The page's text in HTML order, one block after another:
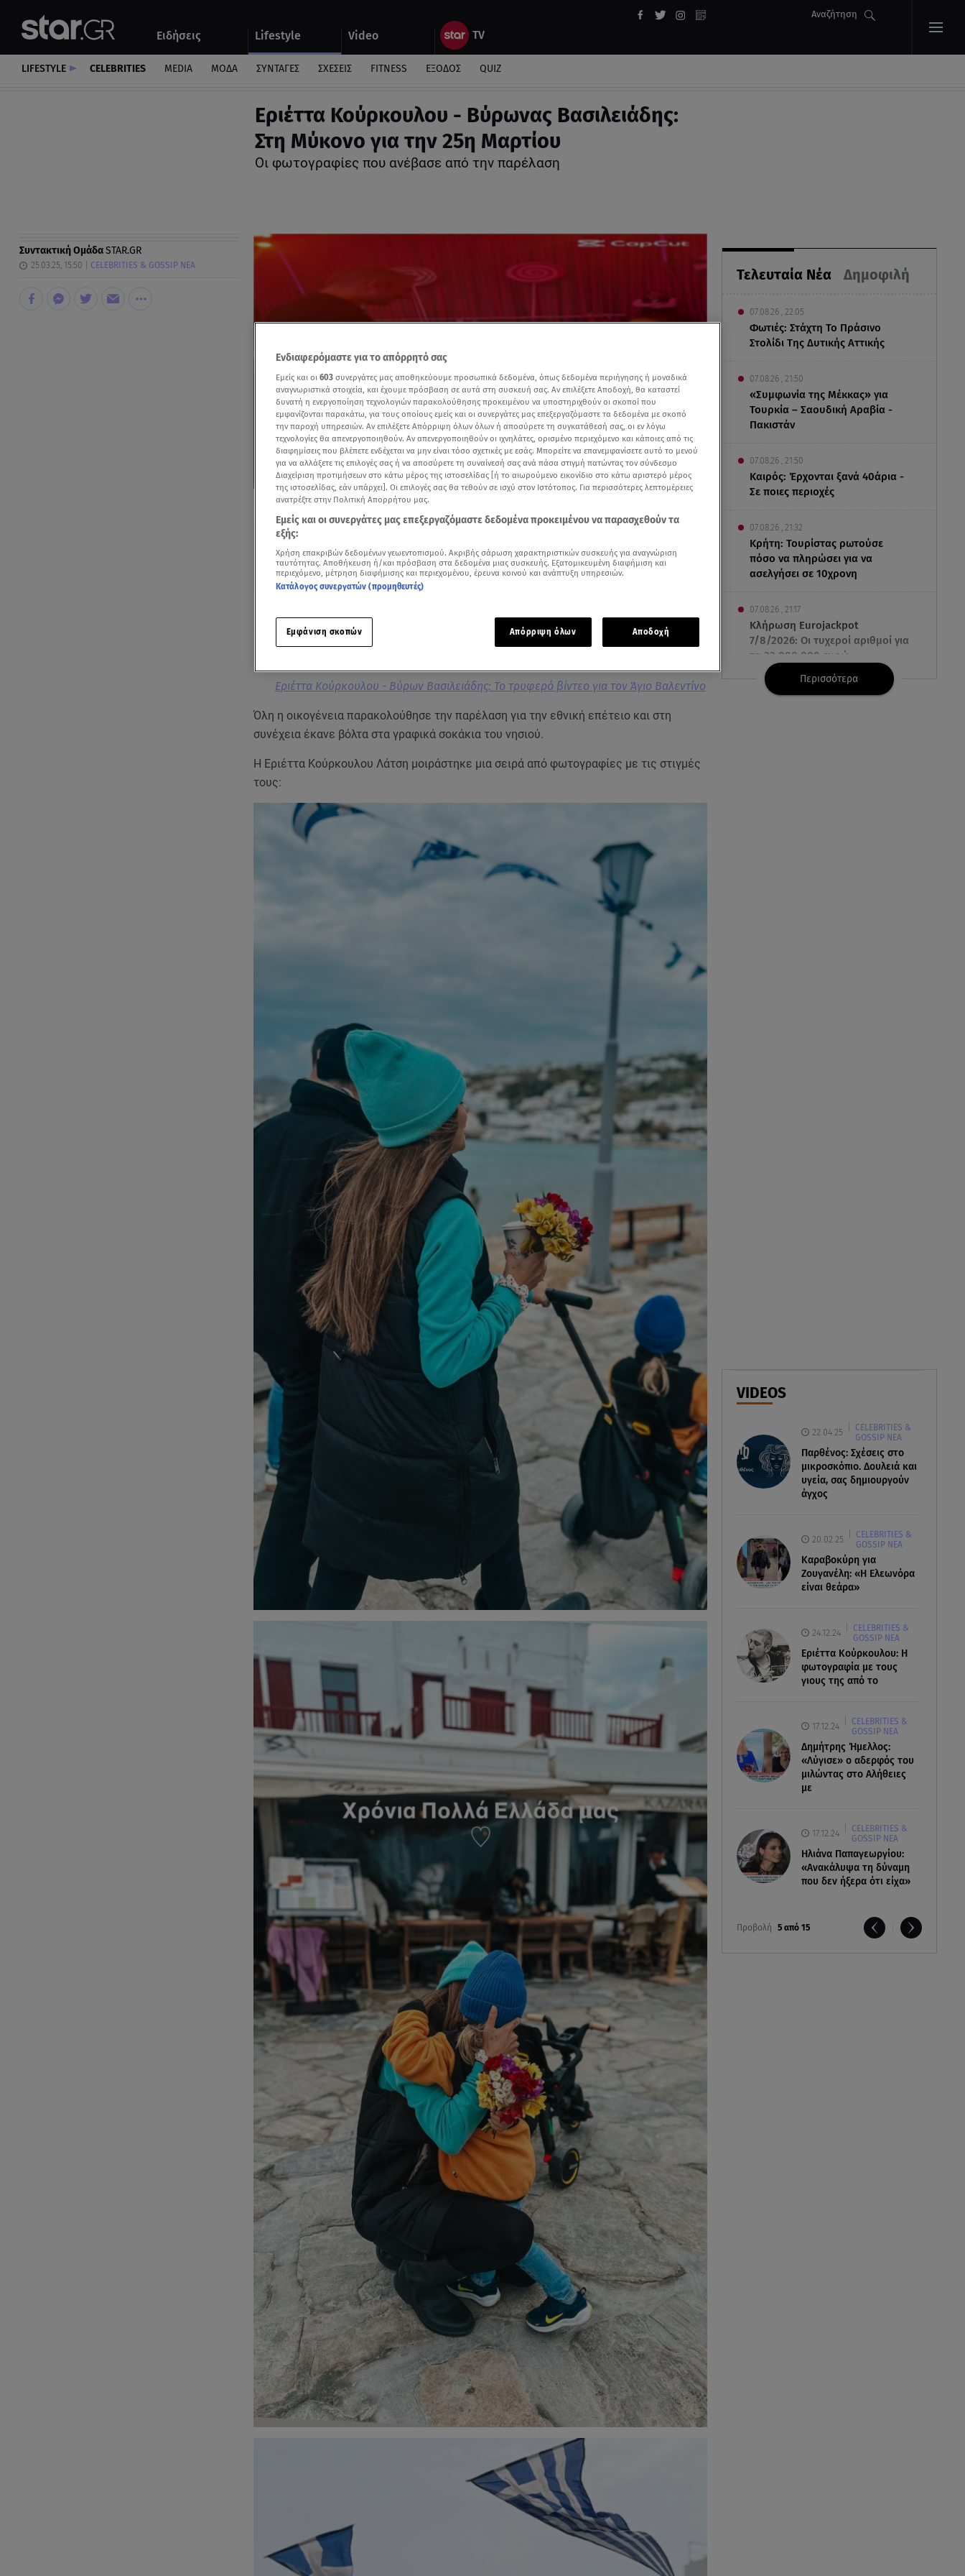
Ειδήσεις Lifestyle Video
Αναζήτηση
Αυτοκίνητο
LIFESTYLE CELEBRITIES MEDIA ΜΟΔΑ ΣΥΝΤΑΓΕΣ ΣΧΕΣΕΙΣ FITNESS ΕΞΟΔΟΣ QUIZ
Εριέττα Κούρκουλου - Βύρωνας Βασιλειάδης:
Στη Μύκονο για την 25η Μαρτίου
Οι φωτογραφίες που ανέβασε από την παρέλαση
Τελευταία Νέα Δημοφιλή
07.08.26 , 22:05
Φωτιές: Στάχτη Το Πράσινο
Στολίδι Της Δυτικής Αττικής
07.08.26 , 21:50
«Συμφωνία της Μέκκας» για
Τουρκία – Σαουδική Αραβία -
Πακιστάν
07.08.26 , 21:50
Καιρός: Έρχονται ξανά 40άρια -
Σε ποιες περιοχές
07.08.26 , 21:32
Κρήτη: Τουρίστας ρωτούσε
πόσο να πληρώσει για να
ασελγήσει σε 10χρονη
07.08.26 , 21:17
Κλήρωση Eurojackpot
7/8/2026: Οι τυχεροί αριθμοί για
τα 32.000.000 ευρώ
07.08.26 , 21:03
07.08.26 , 17:13
Τροχαίο Σέρρες: «Έχασα τη
σύζυγο και το παιδί μου. Τα
Περισσότερα
VIDEOS
22.04.25
CELEBRITIES &
GOSSIP ΝΕΑ
Παρθένος: Σχέσεις στο
μικροσκόπιο. Δουλειά και
υγεία, σας δημιουργούν
άγχος
20.02.25
CELEBRITIES &
GOSSIP ΝΕΑ
Καραβοκύρη για
Ζουγανέλη: «Η Ελεωνόρα
είναι θεάρα»
24.12.24
CELEBRITIES &
GOSSIP ΝΕΑ
Εριέττα Κούρκουλου: Η
φωτογραφία με τους
γιους της από το
17.12.24
CELEBRITIES &
GOSSIP ΝΕΑ
Δημήτρης Ήμελλος:
«Λύγισε» ο αδερφός του
μιλώντας στο Αλήθειες
με
17.12.24
CELEBRITIES &
GOSSIP ΝΕΑ
Ηλιάνα Παπαγεωργίου:
«Ανακάλυψα τη δύναμη
που δεν ήξερα ότι είχα»
Προβολή 5 από 15
Συντακτική ΟμάδαSTAR.GR
25.03.25, 15:50 CELEBRITIES & GOSSIP ΝΕΑ
Εριέττα Κούρκουλου: To βίντεο με τις στιγμές στο δωμάτιο λίγο πριν γεννηθεί το δεύτερο παιδί της/ πηγή
Add star.gr on Google
επέλεξαν τη Μύκονο για να περάσουν την αργία της 25ης Μαρτίου.
Εριέττα Κούρκουλου - Βύρων Βασιλειάδης: Το τρυφερό βίντεο για τον Άγιο Βαλεντίνο
Όλη η οικογένεια παρακολούθησε την παρέλαση για την εθνική επέτειο και στη
συνέχεια έκανε βόλτα στα γραφικά σοκάκια του νησιού.
Η Εριέττα Κούρκουλου Λάτση μοιράστηκε μια σειρά από φωτογραφίες με τις στιγμές
τους:
Ενδιαφερόμαστε για το απόρρητό σας
Εμείς και οι 603 συνεργάτες μας αποθηκεύουμε προσωπικά δεδομένα, όπως δεδομένα περιήγησης ή μοναδικά
αναγνωριστικά στοιχεία, και έχουμε πρόσβαση σε αυτά στη συσκευή σας. Αν επιλέξετε Αποδοχή, θα καταστεί
δυνατή η ενεργοποίηση τεχνολογιών παρακολούθησης προκειμένου να υποστηριχθούν οι σκοποί που
εμφανίζονται παρακάτω, για τους οποίους εμείς και οι συνεργάτες μας επεξεργαζόμαστε τα δεδομένα με σκοπό
την παροχή υπηρεσιών. Αν επιλέξετε Απόρριψη όλων όλων ή αποσύρετε τη συγκατάθεσή σας, οι εν λόγω
τεχνολογίες θα απενεργοποιηθούν. Αν απενεργοποιηθούν οι ιχνηλάτες, ορισμένο περιεχόμενο και κάποιες από τις
διαφημίσεις που βλέπετε ενδέχεται να μην είναι τόσο σχετικές με εσάς. Μπορείτε να επανεμφανίσετε αυτό το μενού
για να αλλάξετε τις επιλογές σας ή να αποσύρετε τη συναίνεσή σας ανά πάσα στιγμή πατώντας τον σύνδεσμο
Διαχείριση προτιμήσεων στο κάτω μέρος της ιστοσελίδας [ή το αιωρούμενο εικονίδιο στο κάτω αριστερό μέρος
της ιστοσελίδας, εάν υπάρχει]. Οι επιλογές σας θα τεθούν σε ισχύ στον Ιστότοπος. Για περισσότερες λεπτομέρειες
ανατρέξτε στην Πολιτική Απορρήτου μας.
Εμείς και οι συνεργάτες μας επεξεργαζόμαστε δεδομένα προκειμένου να παρασχεθούν τα
εξής:
Χρήση επακριβών δεδομένων γεωεντοπισμού. Ακριβής σάρωση χαρακτηριστικών συσκευής για αναγνώριση
ταυτότητας. Αποθήκευση ή/και πρόσβαση στα δεδομένα μιας συσκευής. Εξατομικευμένη διαφήμιση και
περιεχόμενο, μέτρηση διαφήμισης και περιεχομένου, έρευνα κοινού και ανάπτυξη υπηρεσιών.
Κατάλογος συνεργατών (προμηθευτές)
Εμφάνιση σκοπών Απόρριψη όλων Αποδοχή